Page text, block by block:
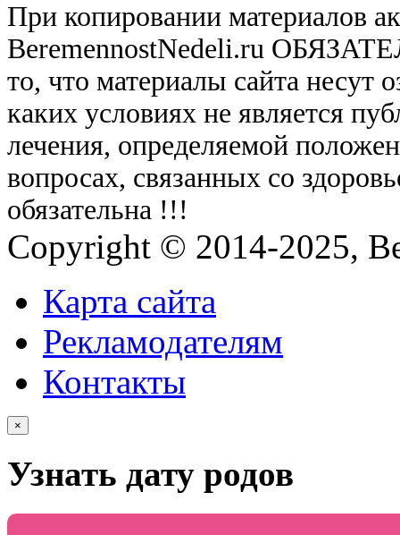
При копировании материалов
BeremennostNedeli.ru
то, что материалы сайта несут
каких условиях не является
лечения, определяемой
вопросах, связанных со
обязательна !!!
Copyright © 2014-2025,
Карта сайта
Рекламодателям
Контакты
×
Узнать дату родов